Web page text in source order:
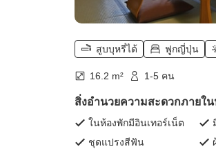
สูบบุหรี่ได้ ฟูกญี่ปุ่น
16.2 m² 1-5 คน
สิ่งอำนวยความสะดวกภายใ
ในห้องพักมีอินเทอร์เน็ต
ชุดแปรงสีฟัน